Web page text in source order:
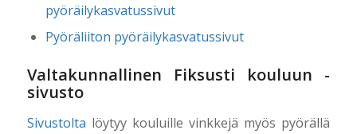
pyöräilykasvatussivut
Pyöräliiton pyöräilykasvatussivut
Valtakunnallinen Fiksusti kouluun -
sivusto
Sivustolta löytyy kouluille vinkkejä myös pyörällä